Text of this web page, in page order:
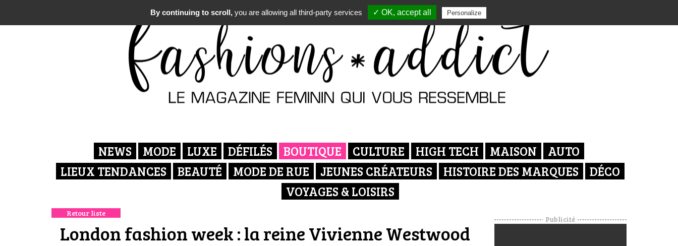
NEWS MODE LUXE DÉFILÉS BOUTIQUE CULTURE HIGH TECH MAISON
AUTO
LIEUX TENDANCES
BEAUTÉ MODE DE RUE JEUNES CRÉATEURS HISTOIRE DES MARQUES
DÉCO
VOYAGES & LOISIRS
Retour liste
London fashion week : la reine Vivienne Westwood
Publicité
By continuing to scroll, you are allowing all third-party services ✓ OK, accept all Personalize